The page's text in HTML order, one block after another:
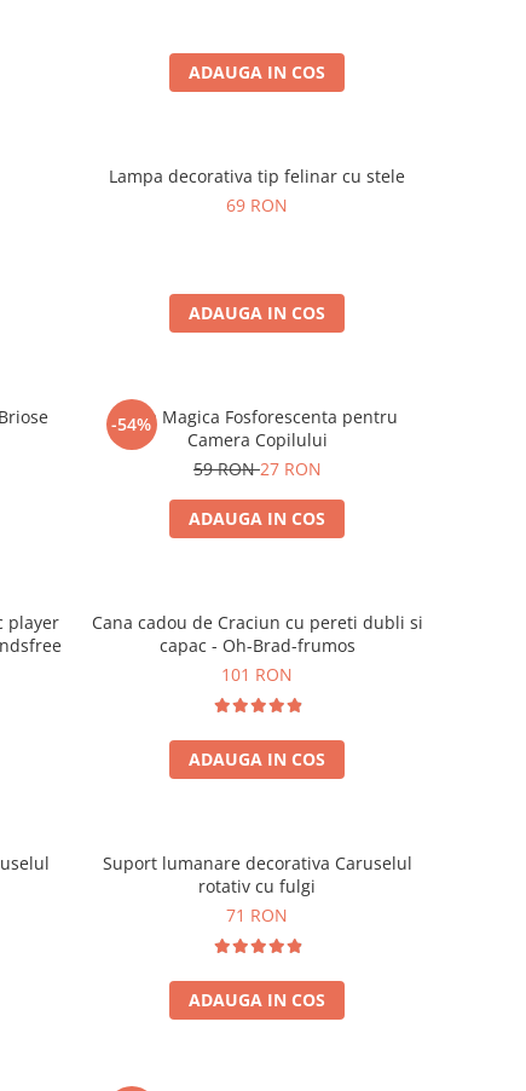
ADAUGA IN COS
Lampa decorativa tip felinar cu stele
69 RON
ADAUGA IN COS
-54%
Luna Magica Fosforescenta pentru
Camera Copilului
59 RON27 RON
ADAUGA IN COS
player
Cana cadou de Craciun cu pereti dubli si
capac - Oh-Brad-frumos
101 RON
ADAUGA IN COS
Suport lumanare decorativa Caruselul
rotativ cu fulgi
71 RON
ADAUGA IN COS